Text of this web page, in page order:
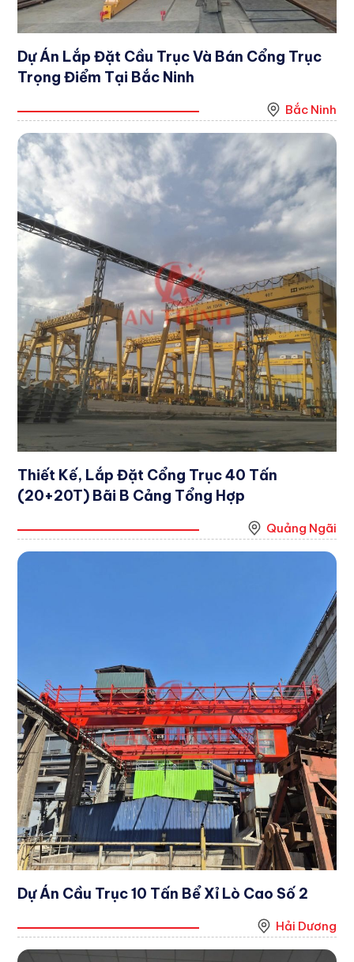
Dự Án Lắp Đặt Cầu Trục Và Bán Cổng Trục
Trọng Điểm Tại Bắc Ninh
Bắc Ninh
Thiết Kế, Lắp Đặt Cổng Trục 40 Tấn
(20+20T) Bãi B Cảng Tổng Hợp
Quảng Ngãi
Dự Án Cầu Trục 10 Tấn Bể Xỉ Lò Cao Số 2
Hải Dương